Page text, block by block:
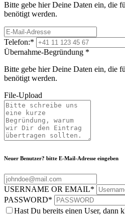
Bitte gebe hier Deine Daten ein, die
benötigt werden.
Telefon:*
Übernahme-Begründung *
Bitte gebe hier Deine Daten ein, die
benötigt werden.
File-Upload
Neuer Benutzer? bitte E-Mail-Adresse eingeben
USERNAME OR EMAIL*
PASSWORD*
Hast Du bereits einen User, dann